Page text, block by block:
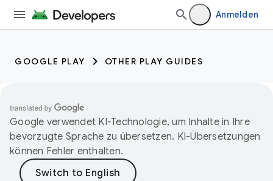
Anmelden
GOOGLE PLAY OTHER PLAY GUIDES
Google verwendet KI-Technologie, um Inhalte in Ihre
bevorzugte Sprache zu übersetzen. KI-Übersetzungen
können Fehler enthalten.